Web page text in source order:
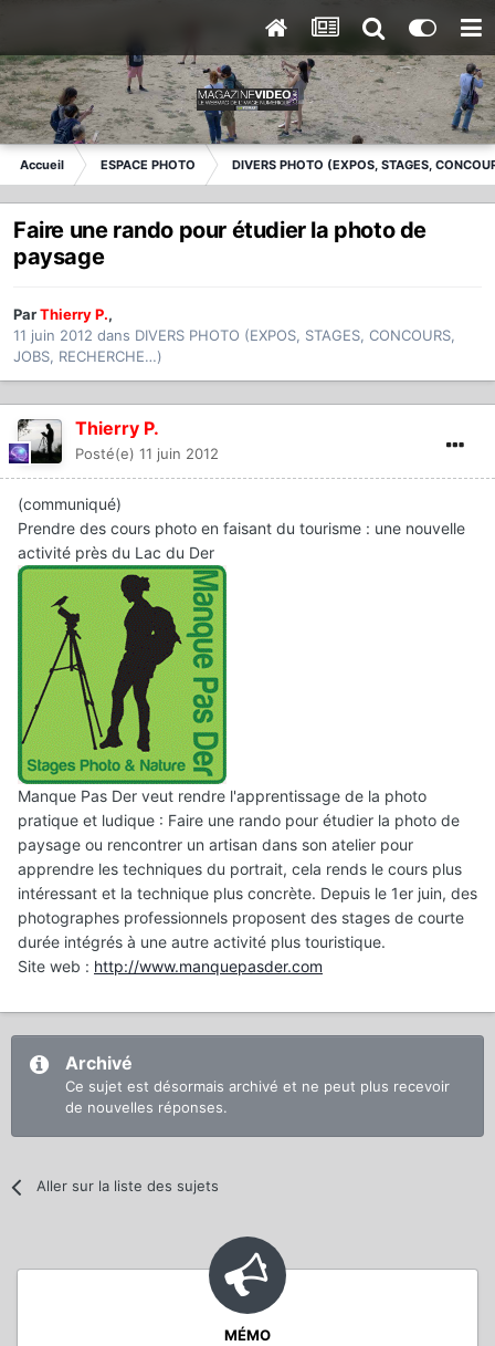
Accueil ESPACE PHOTO DIVERS PHOTO (EXPOS, STAGES,
Faire une rando pour étudier la photo de
paysage
ParThierry P.,
11 juin 2012 dans DIVERS PHOTO (EXPOS, STAGES, CONCOURS,
JOBS, RECHERCHE…)
Thierry P.
Posté(e) 11 juin 2012
(communiqué)
Prendre des cours photo en faisant du tourisme : une nouvelle
activité près du Lac du Der
Manque Pas Der veut rendre l'apprentissage de la photo
pratique et ludique : Faire une rando pour étudier la photo de
paysage ou rencontrer un artisan dans son atelier pour
apprendre les techniques du portrait, cela rends le cours plus
intéressant et la technique plus concrète. Depuis le 1er juin, des
photographes professionnels proposent des stages de courte
durée intégrés à une autre activité plus touristique.
Site web : http://www.manquepasder.com
Archivé
Ce sujet est désormais archivé et ne peut plus recevoir
de nouvelles réponses.
Aller sur la liste des sujets
MÉMO